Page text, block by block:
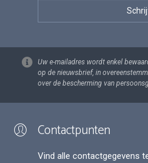
Uw e-mailadres wordt enkel
op de nieuwsbrief, in
over de bescherming van
Contactpunten
Vind alle contactgegevens